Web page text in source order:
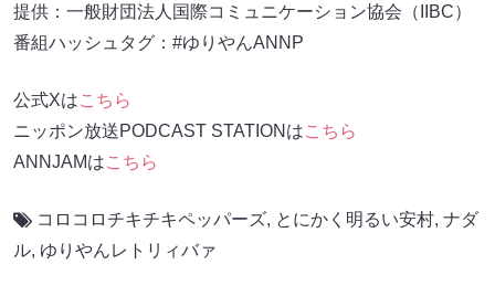
提供：一般財団法人国際コミュニケーション協会（IIBC）
番組ハッシュタグ：#ゆりやんANNP
公式Xはこちら
ニッポン放送PODCAST STATIONはこちら
ANNJAMはこちら
コロコロチキチキペッパーズ, とにかく明るい安村, ナダ
ル, ゆりやんレトリィバァ